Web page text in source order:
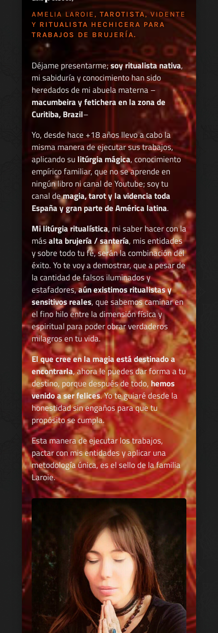
AMELIA LAROIE, TAROTISTA, VIDENTE
Y RITUALISTA HECHICERA PARA
TRABAJOS DE BRUJERÍA.
Déjame presentarme;soy ritualista nativa,
mi sabiduría y conocimiento han sido
heredados de mi abuela materna –
macumbeira y fetichera en la zona de
Curitiba, Brazil–
Yo, desde hace +18 años llevo a cabo la
misma manera de ejecutar sus trabajos,
aplicando su litúrgia mágica, conocimiento
empírico familiar, que no se aprende en
ningún libro ni canal de Youtube; soy tu
canal demagia, tarot y la videncia toda
España y gran parte de América latina.
Mi litúrgia ritualística, mi saber hacer con la
másalta brujería / santería, mis entidades
y sobre todo tu fé, serán la combinación del
éxito. Yo te voy a demostrar, que a pesar de
la cantidad de falsos iluminados y
estafadores,aún existimos ritualistas y
sensitivos reales, que sabemos caminar en
el fino hilo entre la dimensión física y
espiritual para poder obrar verdaderos
milagros en tu vida.
El que cree en la magia está destinado a
encontrarla, ahora le puedes dar forma a tu
destino, porque después de todo, hemos
venido a ser felices. Yo te guiaré desde la
honestidad sin engaños para que tu
propósito se cumpla.
Esta manera de ejecutar los trabajos,
pactar con mis entidades y aplicar una
metodología única, es el sello de la familia
Laroie.